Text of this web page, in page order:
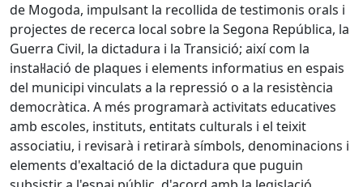
de Mogoda, impulsant la recollida de testimonis orals i
projectes de recerca local sobre la Segona República, la
Guerra Civil, la dictadura i la Transició; així com la
instal·lació de plaques i elements informatius en espais
del municipi vinculats a la repressió o a la resistència
democràtica. A més programarà activitats educatives
amb escoles, instituts, entitats culturals i el teixit
associatiu, i revisarà i retirarà símbols, denominacions i
elements d'exaltació de la dictadura que puguin